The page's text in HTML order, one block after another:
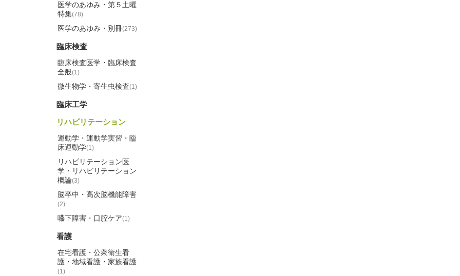
医学のあゆみ・第５土曜
特集(78)
医学のあゆみ・別冊(273)
臨床検査
臨床検査医学・臨床検査
全般(1)
微生物学・寄生虫検査(1)
臨床工学
リハビリテーション
運動学・運動学実習・臨
床運動学(1)
リハビリテーション医
学・リハビリテーション
概論(3)
脳卒中・高次脳機能障害
(2)
嚥下障害・口腔ケア(1)
看護
在宅看護・公衆衛生看
護・地域看護・家族看護
(1)